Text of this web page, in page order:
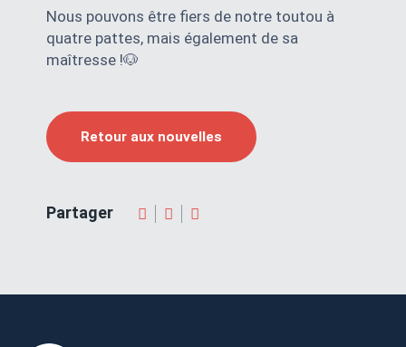
Nous pouvons être fiers de notre toutou à
quatre pattes, mais également de sa
maîtresse !🐶
Retour aux nouvelles
Partager